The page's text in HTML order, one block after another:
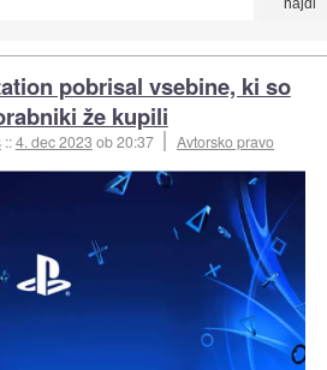
pobrisal vsebine, ki so
že kupili
::4. dec 2023 ob 20:37 Avtorsko pravo